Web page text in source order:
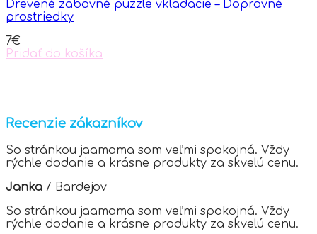
may
be
on
the
Drevené zábavné puzzle vkladacie – Dopravné
prostriedky
7€
Pridať do košíka
Recenzie zákazníkov
So stránkou jaamama som veľmi spokojná. Vždy
rýchle dodanie a krásne produkty za skvelú cenu.
Janka / Bardejov
So stránkou jaamama som veľmi spokojná. Vždy
rýchle dodanie a krásne produkty za skvelú cenu.